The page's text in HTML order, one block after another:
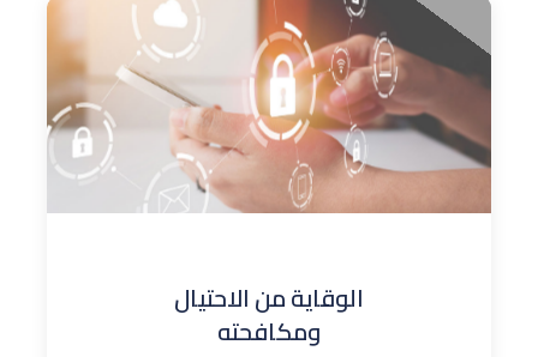
الوقاية من الاحتيال
ومكافحته